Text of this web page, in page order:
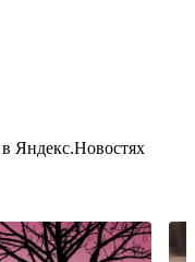
Яндекс.Новостях